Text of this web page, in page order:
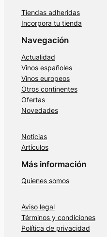
Tiendas adheridas
Incorpora tu tienda
Navegación
Actualidad
Vinos españoles
Vinos europeos
Otros continentes
Ofertas
Novedades
Noticias
Artículos
Más información
Quienes somos
Aviso legal
Términos y condiciones
Política de privacidad